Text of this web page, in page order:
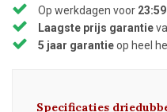
Op werkdagen voor 23:59
Laagste prijs garantie
5 jaar garantieop heel
Specificaties